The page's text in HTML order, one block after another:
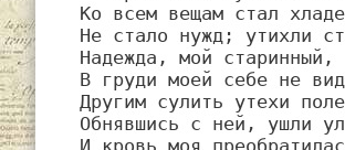
Ко всем вещам стал
Не стало нужд; утихли
Надежда, мой старинный,
В груди моей себе не
Другим сулить утехи
Обнявшись с ней, ушли
И кровь моя